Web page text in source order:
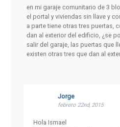
en mi garaje comunitario de 3
el portal y viviendas sin llave y
a parte tiene otras tres puertas,
dan al exterior del edificio, ¿se
salir del garaje, las puertas que
existen otras tres que dan al
Jorge
febrero 22nd, 2015
Hola Ismael